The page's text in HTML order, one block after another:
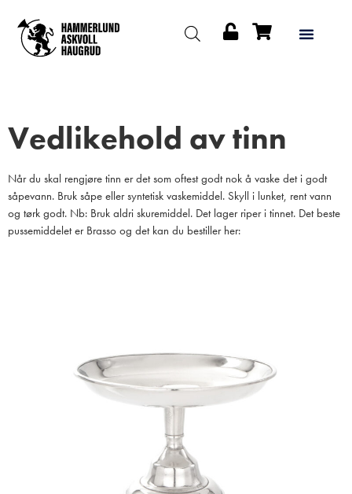
Vedlikehold av tinn
Når du skal rengjøre tinn er det som oftest godt nok å vaske det i godt
såpevann. Bruk såpe eller syntetisk vaskemiddel. Skyll i lunket, rent vann
og tørk godt. Nb: Bruk aldri skuremiddel. Det lager riper i tinnet. Det beste
pussemiddelet er Brasso og det kan du bestiller her: